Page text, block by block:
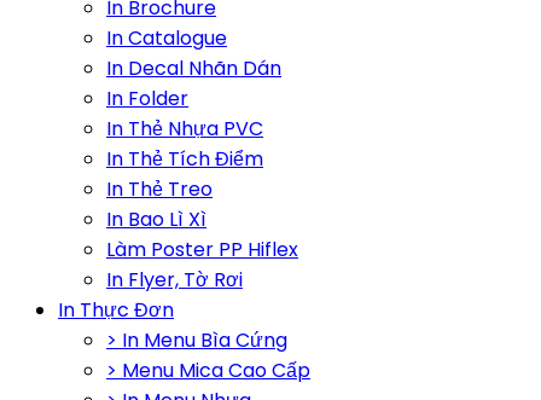
In Brochure
In Catalogue
In Decal Nhãn Dán
In Folder
In Thẻ Nhựa PVC
In Thẻ Tích Điểm
In Thẻ Treo
In Bao Lì Xì
Làm Poster PP Hiflex
In Flyer, Tờ Rơi
In Thực Đơn
> In Menu Bìa Cứng
> Menu Mica Cao Cấp